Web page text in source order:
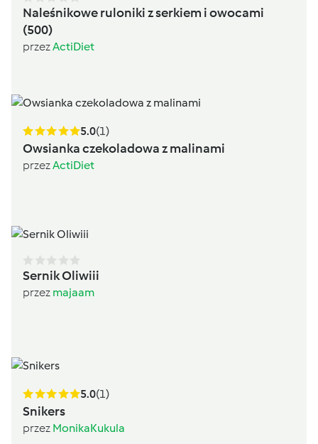
Naleśnikowe ruloniki z serkiem i owocami
(500)
przezActiDiet
5.0(1)
Owsianka czekoladowa z malinami
przezActiDiet
Sernik Oliwiii
przez majaam
5.0(1)
Snikers
przez MonikaKukula